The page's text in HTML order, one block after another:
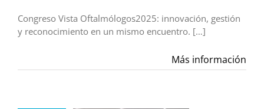
Congreso Vista Oftalmólogos2025: innovación, gestión
y reconocimiento en un mismo encuentro. […]
Más información